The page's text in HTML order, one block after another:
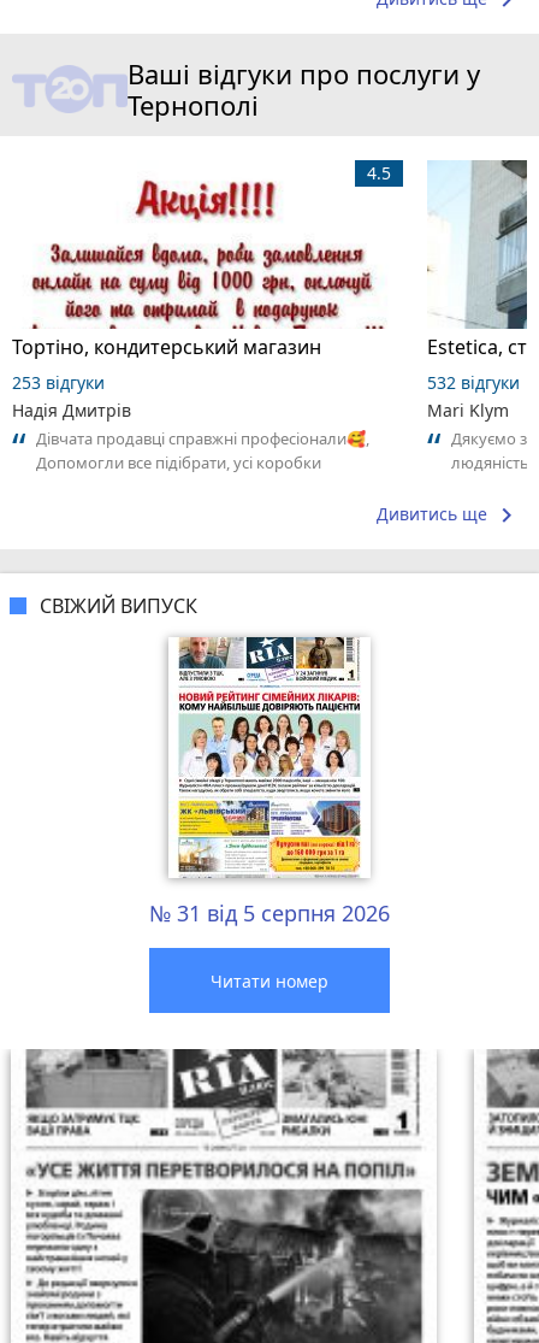
Ваші відгуки про послуги у
Тернополі
Тортіно, кондитерський магазин
4.5
253 відгуки
Надія Дмитрів
Дівчата продавці справжні професіонали🥰,
Допомогли все підібрати, усі коробки
Estetica,
532 відгуки
Mari Klym
Дякуємо за
і...
Дивитись ще keyboard_arrow_right
СВІЖИЙ ВИПУСК
№ 31 від 5 серпня 2026
Читати номер